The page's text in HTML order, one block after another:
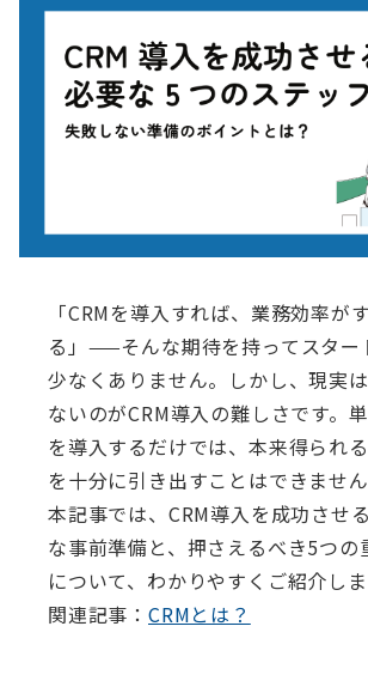
「CRMを導入すれば、業務効率が
る」——そんな期待を持ってスター
少なくありません。しかし、現実
ないのがCRM導入の難しさです。
を導入するだけでは、本来得られ
を十分に引き出すことはできません
本記事では、CRM導入を成功させ
な事前準備と、押さえるべき5つの
について、わかりやすくご紹介しま
関連記事： CRMとは？